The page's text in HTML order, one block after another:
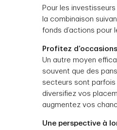
Pour les
la combinaison
fonds d’actions pour
Profitez
Un autre moyen
souvent que des
secteurs sont parfois
diversifiez vos
augmentez vos
Une perspective à